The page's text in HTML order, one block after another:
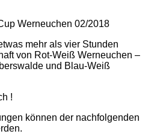
mehr als vier Stunden
von Rot-Weiß Werneuchen –
und Blau-Weiß
!
können der nachfolgenden